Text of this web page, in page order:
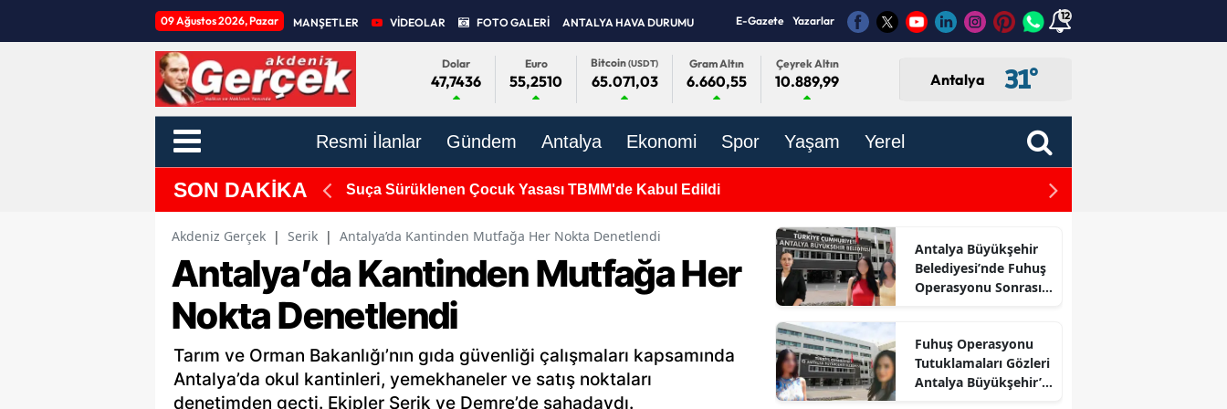
09 Ağustos 2026, Pazar MANŞETLER VİDEOLAR FOTO GALERİ ANTALYA HAVA DURUMU E-Gazete Yazarlar 12
Dolar
47,7436
Euro
55,2510
Bitcoin(USDT)
65.071,03
Gram Altın
6.660,55
Çeyrek Altın
10.889,99 Antalya 31°
Resmi İlanlar Gündem Antalya Ekonomi Spor Yaşam Yerel
SON DAKİKA Suça Sürüklenen Çocuk Yasası TBMM'de Kabul Edildi Kameralardan
Akdeniz Gerçek | Serik | Antalya’da Kantinden Mutfağa Her Nokta Denetlendi
Antalya’da Kantinden Mutfağa Her
Nokta Denetlendi
Tarım ve Orman Bakanlığı’nın gıda güvenliği çalışmaları kapsamında
Antalya’da okul kantinleri, yemekhaneler ve satış noktaları
denetimden geçti. Ekipler Serik ve Demre’de sahadaydı.
Antalya Büyükşehir
Belediyesi’nde Fuhuş
Operasyonu Sonrası
Fuhuş Operasyonu
Tutuklamaları Gözleri
Antalya Büyükşehir’e